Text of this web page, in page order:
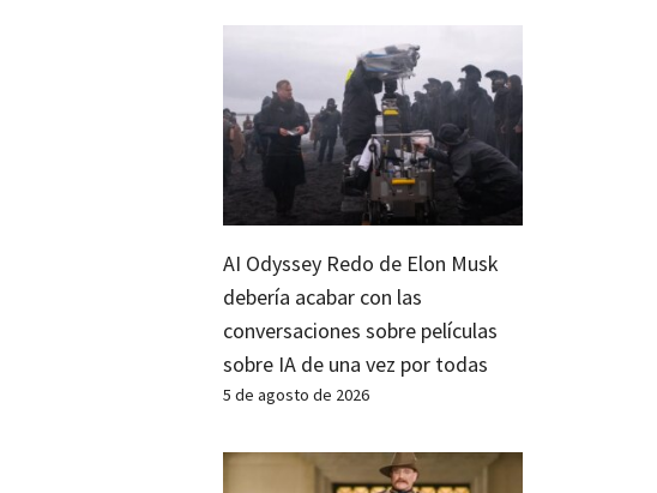
AI Odyssey Redo de Elon Musk
debería acabar con las
conversaciones sobre películas
sobre IA de una vez por todas
5 de agosto de 2026